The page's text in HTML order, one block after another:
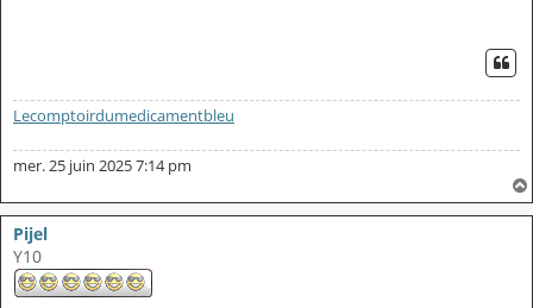
Lecomptoirdumedicamentbleu
mer. 25 juin 2025 7:14 pm
Pijel
Y10